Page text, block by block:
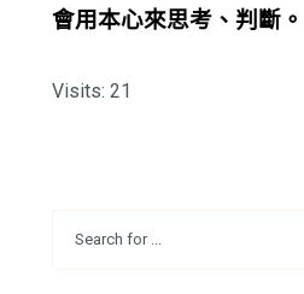
會用本心來思考、判斷。
Visits: 21